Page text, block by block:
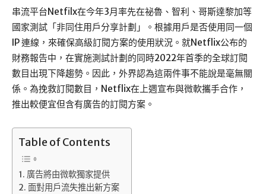
串流平台Netfilx在今年3月率先在祕魯、智利、哥斯達黎加等
國家測試「非同住用戶分享計劃」。根據用戶是否使用同一個
IP 連線，來確保高級訂閱方案的使用狀況。就Netflix公布的
財務報告中，在實施測試計劃的同時2022年首季的全球訂閱
數目出現下降趨勢。因此，外界認為這兩件事不能說是毫無關
係。為挽救訂閱數目，Netflix在上週宣布與微軟攜手合作，
推出較便宜但含有廣告的訂閱方案。
Table of Contents
廣告將由微軟獨家提供
面對用戶流失推出新方案